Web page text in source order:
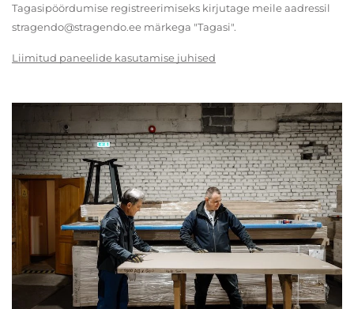
Tagasipöördumise registreerimiseks kirjutage meile aadressil
stragendo@stragendo.ee märkega "Tagasi".
Liimitud paneelide kasutamise juhised